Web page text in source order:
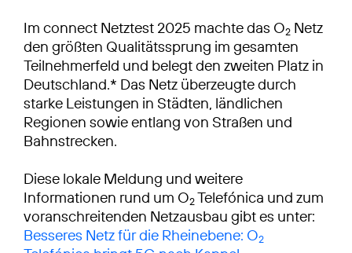
Im connect Netztest 2025 machte das O2 Netz
den größten Qualitätssprung im gesamten
Teilnehmerfeld und belegt den zweiten Platz in
Deutschland.* Das Netz überzeugte durch
starke Leistungen in Städten, ländlichen
Regionen sowie entlang von Straßen und
Bahnstrecken.
Diese lokale Meldung und weitere
Informationen rund um O2Telefónica und zum
voranschreitenden Netzausbau gibt es unter:
Besseres Netz für die Rheinebene: O2